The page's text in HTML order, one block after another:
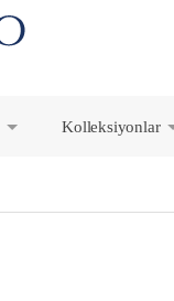
Kolleksiyonlar